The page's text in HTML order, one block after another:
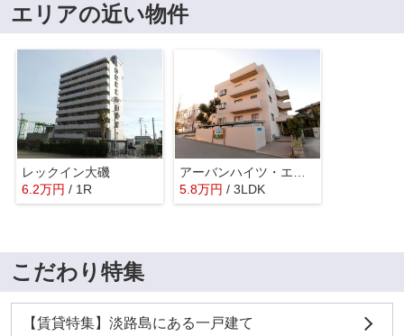
エリアの近い物件
レックイン大磯
6.2万円 / 1R
5.8万円 / 3LDK
こだわり特集
【賃貸特集】淡路島にある一戸建て